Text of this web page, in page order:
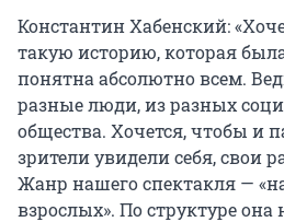
Константин Хабенский:
такую историю, которая
понятна абсолютно всем.
разные люди, из разных
общества. Хочется, чтобы и
зрители увидели себя, свои
Жанр нашего спектакля —
взрослых». По структуре